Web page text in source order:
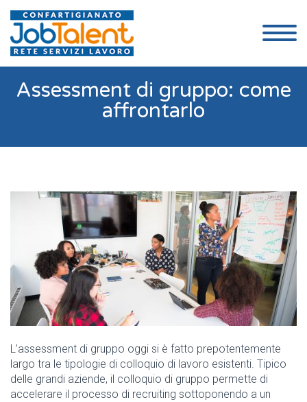
Assessment di gruppo: come
affrontarlo
L’assessment di gruppo oggi si è fatto prepotentemente
largo tra le tipologie di colloquio di lavoro esistenti. Tipico
delle grandi aziende, il colloquio di gruppo permette di
accelerare il processo di recruiting sottoponendo a un